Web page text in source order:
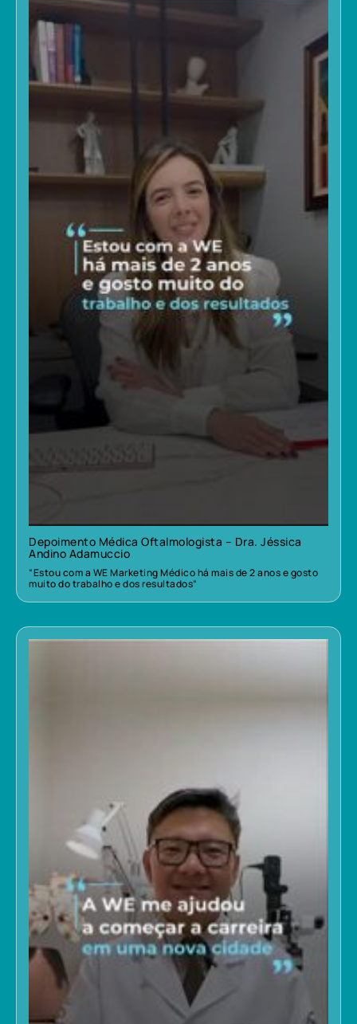
Depoimento Médica Oftalmologista – Dra. Jéssica
Andino Adamuccio
“Estou com a WE Marketing Médico há mais de 2 anos e gosto
muito do trabalho e dos resultados”